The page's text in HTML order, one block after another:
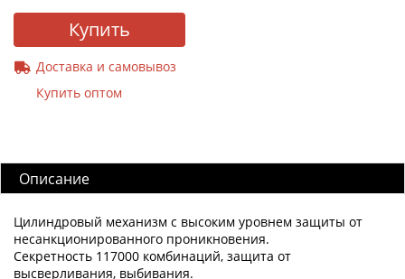
Купить
Доставка и самовывоз
Купить оптом
Описание
Цилиндровый механизм с высоким уровнем защиты от
несанкционированного проникновения.
Секретность 117000 комбинаций, защита от
высверливания, выбивания.